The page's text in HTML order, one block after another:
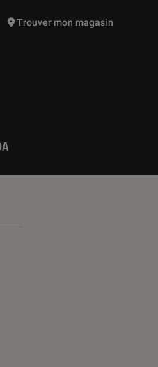
vous être proposées
Trouver mon magasin